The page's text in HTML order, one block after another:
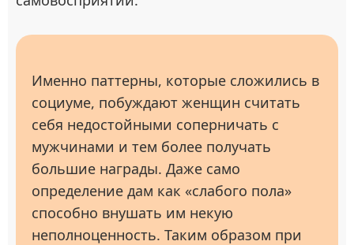
Именно паттерны, которые сложились в
социуме, побуждают женщин считать
себя недостойными соперничать с
мужчинами и тем более получать
большие награды. Даже само
определение дам как «слабого пола»
способно внушать им некую
неполноценность. Таким образом при